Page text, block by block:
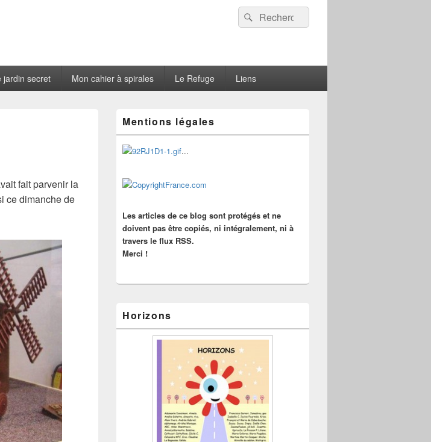
Recherche :
Rechercher
jardin secret Mon cahier à spirales Le Refuge Liens
fait parvenir la
ce dimanche de
principale
de
widget
pour
barre
latérale
Mentions légales
...
Les articles de ce blog sont protégés et ne
doivent pas être copiés, ni intégralement, ni à
travers le flux RSS.
Merci !
Horizons